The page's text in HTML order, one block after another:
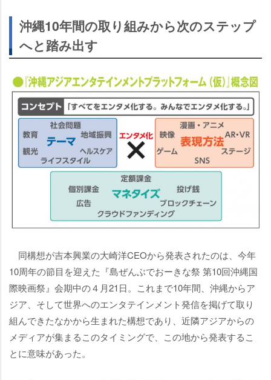
沖縄10年間の取り組みから次のステップ
へと踏み出す
同構想が吉本興業の大崎洋CEOから発表されたのは、今年
10周年の節目を迎えた『島ぜんぶでおーきな祭 第10回沖縄国
際映画祭』会期中の４月21日。これまで10年間、沖縄からア
ジア、そして世界へのエンタテインメント発信を掲げて取り
組んできたなかから生まれた構想であり、近隣アジアからの
メディアが集まるこのタイミングで、この地から発表するこ
とに意味があった。